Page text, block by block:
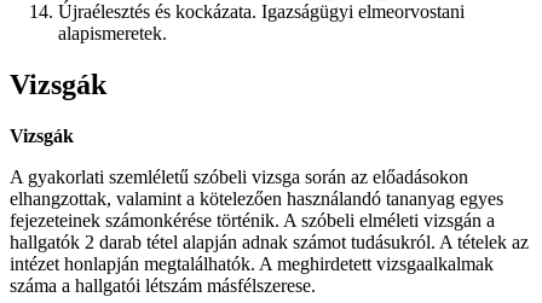
Újraélesztés és kockázata. Igazságügyi elmeorvostani
alapismeretek.
Vizsgák
Vizsgák
A gyakorlati szemléletű szóbeli vizsga során az előadásokon
elhangzottak, valamint a kötelezően használandó tananyag egyes
fejezeteinek számonkérése történik. A szóbeli elméleti vizsgán a
hallgatók 2 darab tétel alapján adnak számot tudásukról. A tételek az
intézet honlapján megtalálhatók. A meghirdetett vizsgaalkalmak
száma a hallgatói létszám másfélszerese.